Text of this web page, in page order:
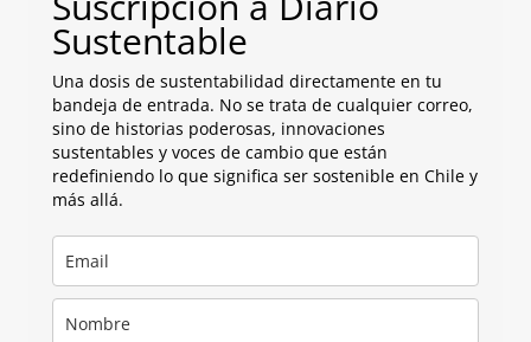
Sustentable
Una dosis de sustentabilidad directamente en tu
bandeja de entrada. No se trata de cualquier correo,
sino de historias poderosas, innovaciones
sustentables y voces de cambio que están
redefiniendo lo que significa ser sostenible en Chile y
más allá.